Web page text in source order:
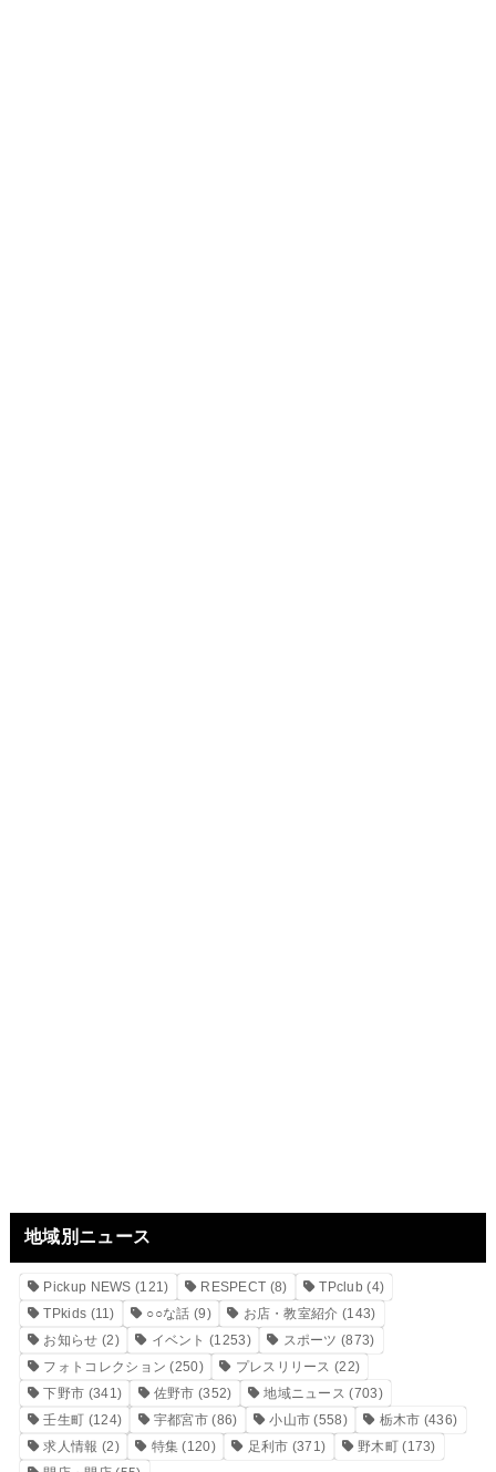
地域別ニュース
Pickup NEWS (121) RESPECT (8) TPclub (4)
TPkids (11) ○○な話 (9) お店・教室紹介 (143)
お知らせ (2) イベント (1253) スポーツ (873)
フォトコレクション (250) プレスリリース (22)
下野市 (341) 佐野市 (352) 地域ニュース (703)
壬生町 (124) 宇都宮市 (86) 小山市 (558) 栃木市 (436)
求人情報 (2) 特集 (120) 足利市 (371) 野木町(173)